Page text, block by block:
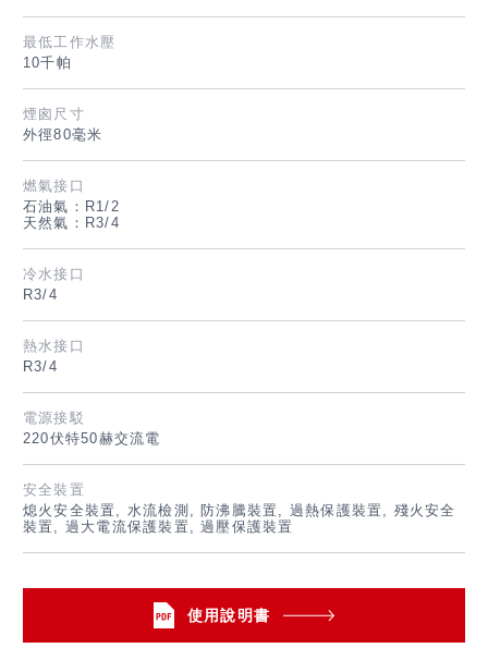
最低工作水壓
10千帕
煙囪尺寸
外徑80毫米
燃氣接口
石油氣：R1/2
天然氣：R3/4
冷水接口
R3/4
熱水接口
R3/4
電源接駁
220伏特50赫交流電
安全裝置
熄火安全裝置, 水流檢測, 防沸騰裝置, 過熱保護裝置, 殘火安全
裝置, 過大電流保護裝置, 過壓保護裝置
使用說明書